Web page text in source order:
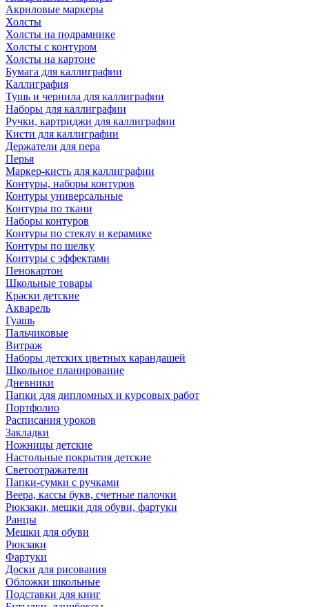
Акриловые маркеры
Холсты
Холсты на подрамнике
Холсты с контуром
Холсты на картоне
Бумага для каллиграфии
Каллиграфия
Тушь и чернила для каллиграфии
Наборы для каллиграфии
Ручки, картриджи для каллиграфии
Кисти для каллиграфии
Держатели для пера
Перья
Маркер-кисть для каллиграфии
Контуры, наборы контуров
Контуры универсальные
Контуры по ткани
Наборы контуров
Контуры по стеклу и керамике
Контуры по шелку
Контуры с эффектами
Пенокартон
Школьные товары
Краски детские
Акварель
Гуашь
Пальчиковые
Витраж
Наборы детских цветных карандашей
Школьное планирование
Дневники
Папки для дипломных и курсовых работ
Портфолио
Расписания уроков
Закладки
Ножницы детские
Настольные покрытия детские
Светоотражатели
Папки-сумки с ручками
Веера, кассы букв, счетные палочки
Рюкзаки, мешки для обуви, фартуки
Ранцы
Мешки для обуви
Рюкзаки
Фартуки
Доски для рисования
Обложки школьные
Подставки для книг